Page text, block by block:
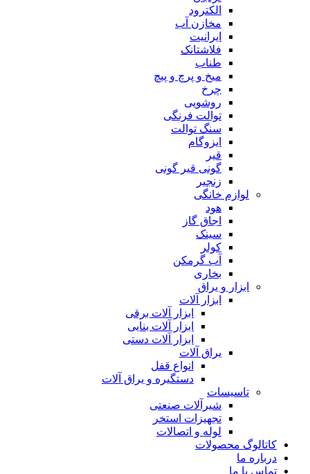
الکترود
مخازن آب
ایرانیت
فلاشتانک
طناب
میخ و پرچ و پیچ
چرخ
روشویی
توالت فرنگی
سنگ توالت
ایزوگام
قیر
گونی قیر گونی
زنجیر
لوازم خانگی
هود
اجاق گاز
سینک
کولر
آب گرمکن
بخاری
ابزار و یراق
ابزار آلات
ابزار آلات برقی
ابزار آلات بنایی
ابزار آلات دستی
یراق آلات
انواع قفل
دستگیره و یراق آلات
تاسیسات
شیرآلات صنعتی
تجهیزات استخر
لوله و اتصالات
کاتالوگ محصولات
درباره ما
تماس با ما